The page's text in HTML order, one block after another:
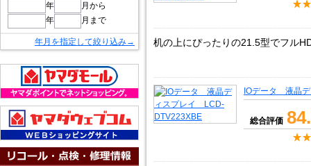
年
月から
年
月まで
年月を指定して絞り込み→ 机の上にぴったりの21.5型でフル
IOデータ 液晶
総合評価